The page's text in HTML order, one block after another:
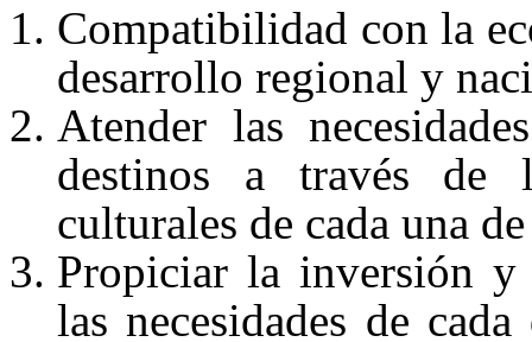
Compatibilidad con la
desarrollo regional y
Atender las
destinos a través de
culturales de cada una
Propiciar la inversión y
las necesidades de